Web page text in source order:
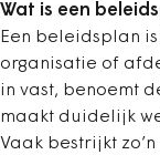
Wat is een
Een beleidsplan
organisatie of
in vast, benoemt
maakt duidelijk
Vaak bestrijkt